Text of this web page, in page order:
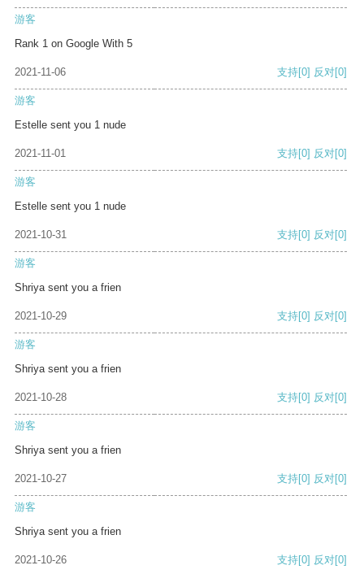
游客
Rank 1 on Google With 5
2021-11-06 支持[0] 反对[0]
游客
Estelle sent you 1 nude
2021-11-01 支持[0] 反对[0]
游客
Estelle sent you 1 nude
2021-10-31 支持[0] 反对[0]
游客
Shriya sent you a frien
2021-10-29 支持[0] 反对[0]
游客
Shriya sent you a frien
2021-10-28 支持[0] 反对[0]
游客
Shriya sent you a frien
2021-10-27 支持[0] 反对[0]
游客
Shriya sent you a frien
2021-10-26 支持[0] 反对[0]